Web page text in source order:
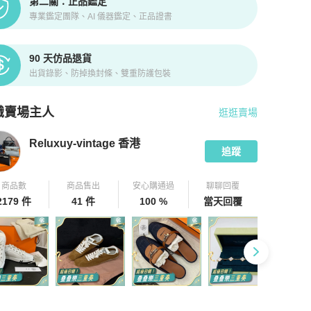
專業鑑定團隊、AI 儀器鑑定、正品證書
90 天仿品退貨
出貨錄影、防掉換封條、雙重防護包裝
賣場主人
拍拍圈嚴選賣家 介紹
逛逛賣場
Reluxuy-vintage 香港
追蹤
商品數
件
商品售出
41 件
安心購通過
100 %
聊聊回覆
當天回覆